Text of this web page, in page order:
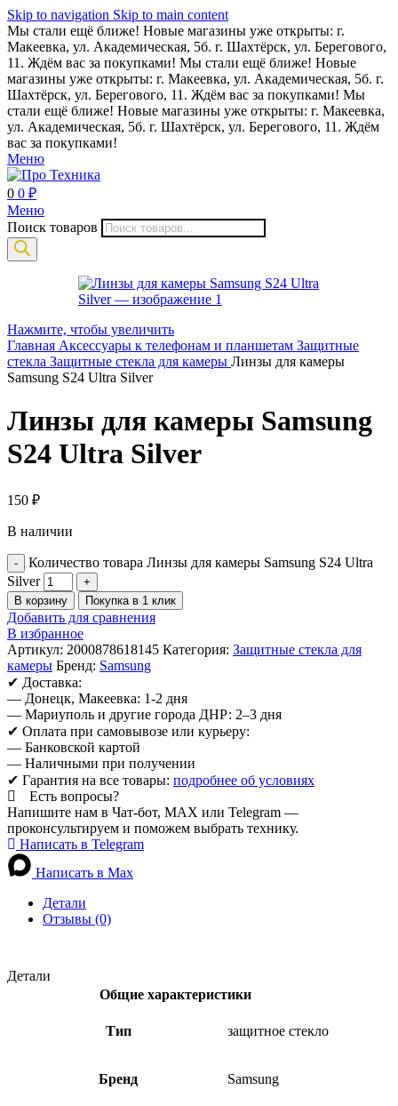
Skip to navigation Skip to main content
Мы стали ещё ближе! Новые магазины уже открыты: г.
Макеевка, ул. Академическая, 5б. г. Шахтёрск, ул. Берегового,
11. Ждём вас за покупками! Мы стали ещё ближе! Новые
магазины уже открыты: г. Макеевка, ул. Академическая, 5б. г.
Шахтёрск, ул. Берегового, 11. Ждём вас за покупками! Мы
стали ещё ближе! Новые магазины уже открыты: г. Макеевка,
ул. Академическая, 5б. г. Шахтёрск, ул. Берегового, 11. Ждём
вас за покупками!
Меню
0 0 ₽
Меню
Поиск товаров
Нажмите, чтобы увеличить
Главная Аксессуары к телефонам и планшетам Защитные
стекла Защитные стекла для камеры Линзы для камеры
Samsung S24 Ultra Silver
Линзы для камеры Samsung
S24 Ultra Silver
150 ₽
В наличии
Количество товара Линзы для камеры Samsung S24 Ultra
Silver
В корзину Покупка в 1 клик
Добавить для сравнения
В избранное
Артикул: 2000878618145 Категория: Защитные стекла для
камеры Бренд: Samsung
✔ Доставка:
— Донецк, Макеевка: 1-2 дня
— Мариуполь и другие города ДНР: 2–3 дня
✔ Оплата при самовывозе или курьеру:
— Банковской картой
— Наличными при получении
✔ Гарантия на все товары: подробнее об условиях
Есть вопросы?
Напишите нам в Чат-бот, MAX или Telegram —
проконсультируем и поможем выбрать технику.
Написать в Telegram
Написать в Max
Детали
Отзывы (0)
Детали
Общие характеристики
Тип защитное стекло
Бренд Samsung